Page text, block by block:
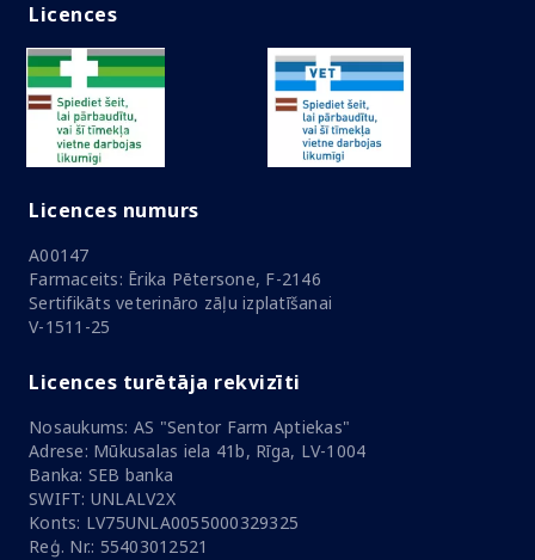
Licences
Licences numurs
A00147
Farmaceits: Ērika Pētersone, F-2146
Sertifikāts veterināro zāļu izplatīšanai
V-1511-25
Licences turētāja rekvizīti
Nosaukums: AS "Sentor Farm Aptiekas"
Adrese: Mūkusalas iela 41b, Rīga, LV-1004
Banka: SEB banka
SWIFT: UNLALV2X
Konts: LV75UNLA0055000329325
Reģ. Nr.: 55403012521